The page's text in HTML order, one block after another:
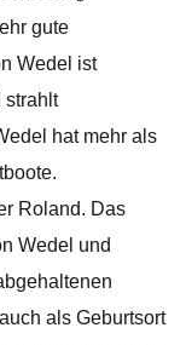
gute
Wedel ist
strahlt
hat mehr als
Roland. Das
Wedel und
als Geburtsort